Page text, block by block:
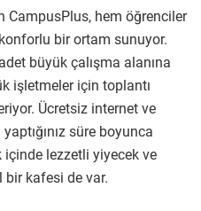
CampusPlus, hem öğrenciler
bir ortam sunuyor.
büyük çalışma alanına
işletmeler için toplantı
Ücretsiz internet ve
süre boyunca
lezzetli yiyecek ve
bir kafesi de var.